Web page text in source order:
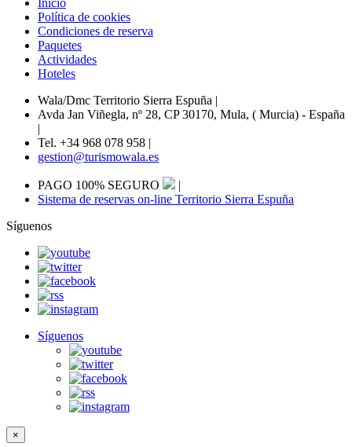
Política de cookies
Condiciones de reserva
Paquetes
Actividades
Hoteles
Wala/Dmc Territorio Sierra Espuña |
Avda Jan Viñegla, nº 28, CP 30170, Mula, ( Murcia) - España
|
Tel. +34 968 078 958 |
gestion@turismowala.es
PAGO 100% SEGURO
|
Sistema de reservas on-line Territorio Sierra Espuña
Síguenos
Síguenos
×